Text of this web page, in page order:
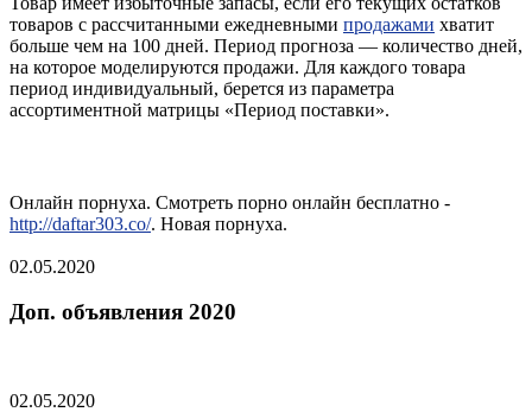
товаров с рассчитанными ежедневными продажами хватит
больше чем на 100 дней. Период прогноза — количество дней,
на которое моделируются продажи. Для каждого товара
период индивидуальный, берется из параметра
ассортиментной матрицы «Период поставки».
Онлайн порнуха. Смотреть порно онлайн бесплатно -
http://daftar303.co/. Новая порнуха.
02.05.2020
Доп. объявления 2020
02.05.2020